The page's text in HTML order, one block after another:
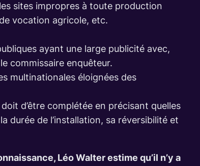
sites impropres à toute production
vocation agricole, etc.
ayant une large publicité avec,
commissaire enquêteur.
multinationales éloignées des
d’être complétée en précisant quelles
durée de l’installation, sa réversibilité et
Léo Walter estime qu’il n’y a